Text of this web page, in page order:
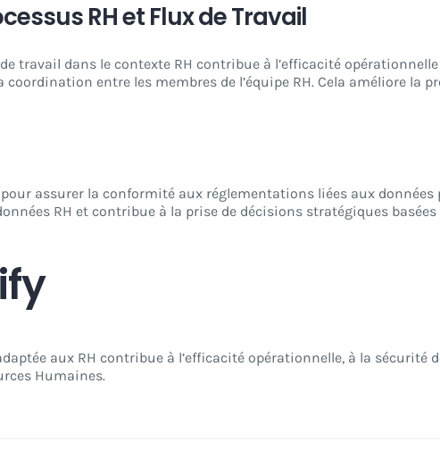
RH et Flux de Travail
travail dans le contexte RH contribue à l’efficacité
entre les membres de l’équipe RH. Cela améliore la
pour assurer la conformité aux réglementations liées aux
RH et contribue à la prise de décisions stratégiques
aux RH contribue à l’efficacité opérationnelle, à la
Humaines.